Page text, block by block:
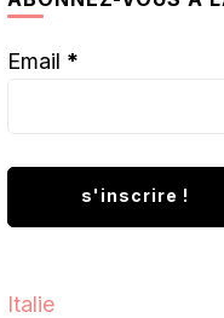
Email *
Italie